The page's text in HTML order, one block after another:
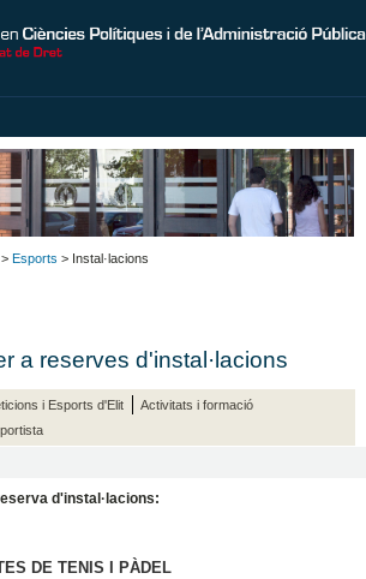
> Esports > Instal·lacions
a reserves d'instal·lacions
i Esports d'Elit
Activitats i formació
d'instal·lacions:
DE TENIS I PÀDEL